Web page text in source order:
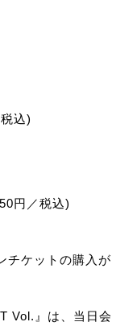
込)
円／税込)
チケットの購入が
Vol.』は、当日会